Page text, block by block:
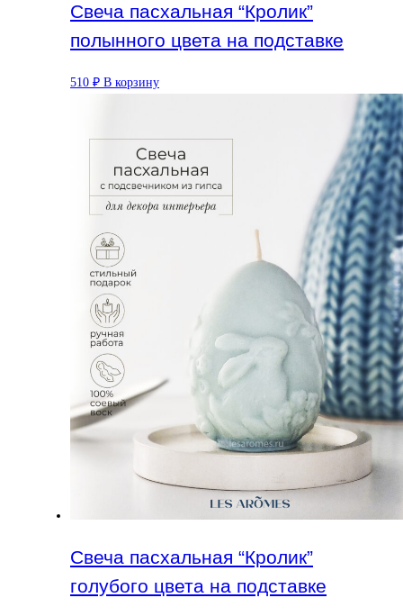
Свеча пасхальная “Кролик”
полынного цвета на подставке
510 ₽ В корзину
Свеча пасхальная “Кролик”
голубого цвета на подставке